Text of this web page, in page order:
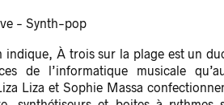
- Synth-pop
indique, À trois sur la plage est un
de l’informatique musicale
Liza et Sophie Massa